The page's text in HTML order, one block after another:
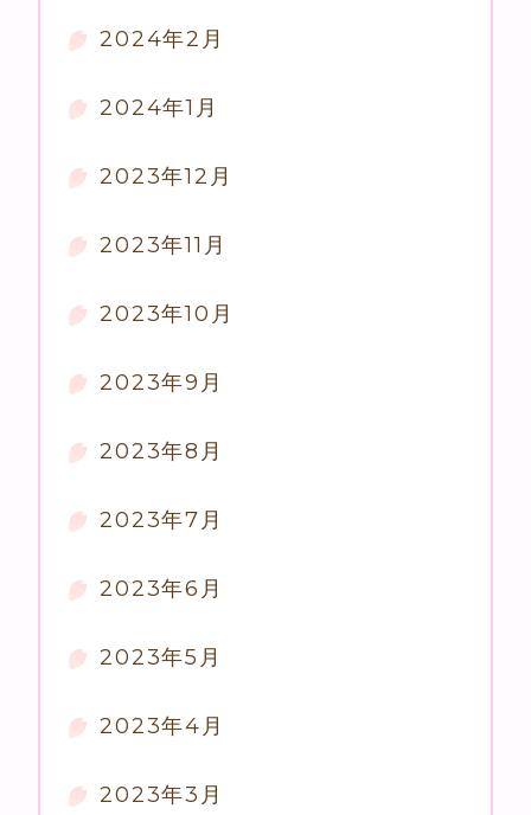
2024年2月
2024年1月
2023年12月
2023年11月
2023年10月
2023年9月
2023年8月
2023年7月
2023年6月
2023年5月
2023年4月
2023年3月